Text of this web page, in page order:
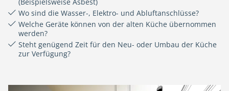
Wo sind die Wasser-, Elektro- und Abluftanschlüsse?
Welche Geräte können von der alten Küche übernommen
werden?
Steht genügend Zeit für den Neu- oder Umbau der Küche
zur Verfügung?